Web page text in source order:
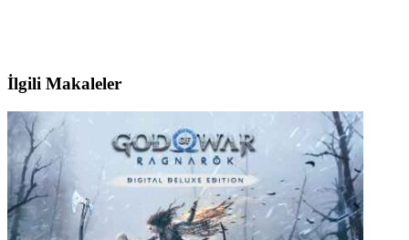
İlgili Makaleler